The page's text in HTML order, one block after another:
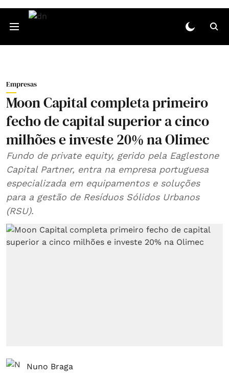
Empresas
Moon Capital completa primeiro
fecho de capital superior a cinco
milhões e investe 20% na Olimec
Fundo de private equity, gerido pela Eaglestone
Capital Partner, entra na empresa portuguesa
especializada em equipamentos e soluções
para a gestão de Resíduos Sólidos Urbanos
(RSU).
Nuno Braga